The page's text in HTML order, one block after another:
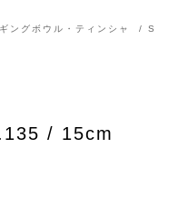
グボウル・ティンシャ /
S
/ 15cm